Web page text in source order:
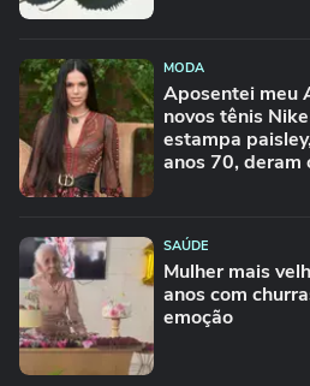
MODA
Aposentei meu
novos tênis
estampa
anos 70, deram
SAÚDE
Mulher mais
anos com
emoção